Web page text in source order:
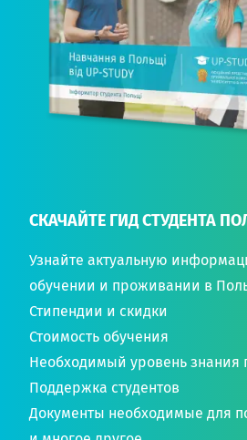
СКАЧАЙТЕ ГИД СТУДЕНТА
Узнайте актуальную
обучении и проживании в
Стипендии и скидки
Стоимость обучения
Необходимый уровень знания
Поддержка студентов
Документы необходимые для